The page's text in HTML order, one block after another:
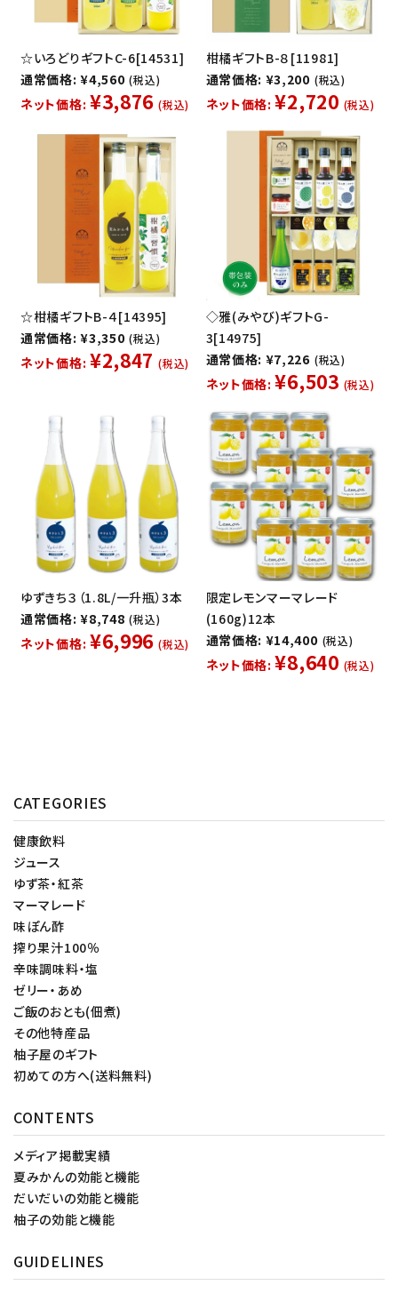
☆いろどりギフトC-6[14531]
通常価格: ¥4,560 (税込)
ネット価格: ¥3,876 (税込)
柑橘ギフトB-８[11981]
通常価格: ¥3,200 (税込)
ネット価格: ¥2,720 (税込)
☆柑橘ギフトB-４[14395]
通常価格: ¥3,350 (税込)
ネット価格: ¥2,847 (税込)
◇雅(みやび)ギフトG-
3[14975]
通常価格: ¥7,226 (税込)
ネット価格: ¥6,503 (税込)
ゆずきち３（1.8L/一升瓶）3本
通常価格: ¥8,748 (税込)
ネット価格: ¥6,996 (税込)
限定レモンマーマレード
(160g)12本
通常価格: ¥14,400 (税込)
ネット価格: ¥8,640 (税込)
CATEGORIES
健康飲料
ジュース
ゆず茶・紅茶
マーマレード
味ぽん酢
搾り果汁100％
辛味調味料・塩
ゼリー・あめ
ご飯のおとも(佃煮)
その他特産品
柚子屋のギフト
初めての方へ(送料無料)
CONTENTS
メディア掲載実績
夏みかんの効能と機能
だいだいの効能と機能
柚子の効能と機能
GUIDELINES